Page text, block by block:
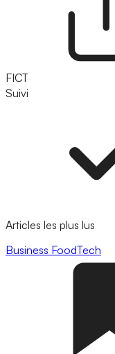
FICT
Suivi
Articles les plus lus
Business FoodTech